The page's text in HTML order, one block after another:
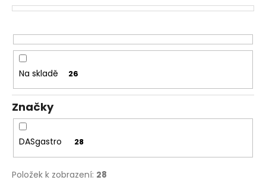
o
u
k
ů
Na skladě 26
Značky
DASgastro 28
Položek k zobrazení: 28
a
j
í
?